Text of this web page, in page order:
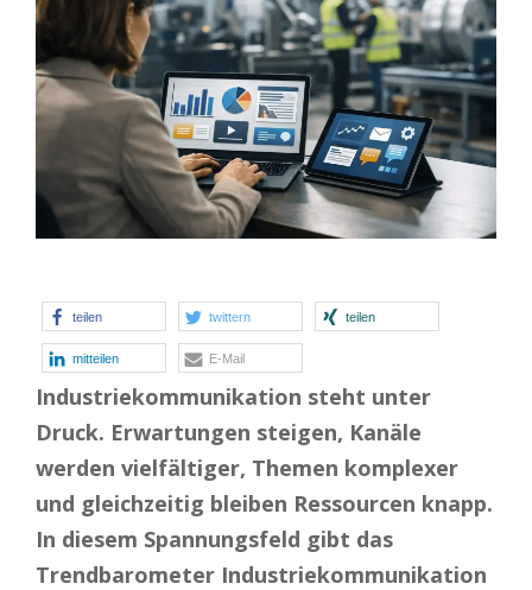
teilen twittern teilen
mitteilen E-Mail
Industriekommunikation steht unter
Druck. Erwartungen steigen, Kanäle
werden vielfältiger, Themen komplexer
und gleichzeitig bleiben Ressourcen knapp.
In diesem Spannungsfeld gibt das
Trendbarometer Industriekommunikation